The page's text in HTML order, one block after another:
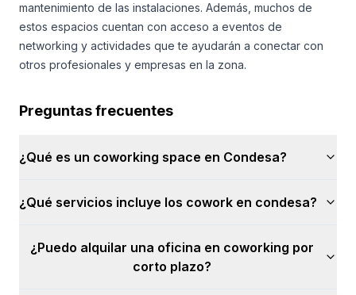
mantenimiento de las instalaciones. Además, muchos de
estos espacios cuentan con acceso a eventos de
networking y actividades que te ayudarán a conectar con
otros profesionales y empresas en la zona.
Preguntas frecuentes
¿Qué es un coworking space en Condesa?
¿Qué servicios incluye los cowork en condesa?
¿Puedo alquilar una oficina en coworking por
corto plazo?